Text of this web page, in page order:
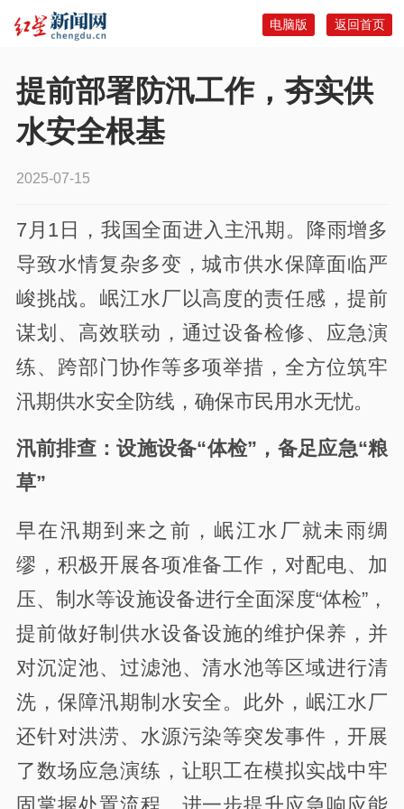
返回首页
电脑版
提前部署防汛工作，夯实供
水安全根基
2025-07-15
7月1日，我国全面进入主汛期。降雨增多
导致水情复杂多变，城市供水保障面临严
峻挑战。岷江水厂以高度的责任感，提前
谋划、高效联动，通过设备检修、应急演
练、跨部门协作等多项举措，全方位筑牢
汛期供水安全防线，确保市民用水无忧。
汛前排查：设施设备“体检” ， 备足应急“粮
草”
早在汛期到来之前，岷江水厂就未雨绸
缪，积极开展各项准备工作，对配电、加
压、制水等设施设备进行全面深度“体检”，
提前做好制供水设备设施的维护保养，并
对沉淀池、过滤池、清水池等区域进行清
洗，保障汛期制水安全。此外，岷江水厂
还针对洪涝、水源污染等突发事件，开展
了数场应急演练，让职工在模拟实战中牢